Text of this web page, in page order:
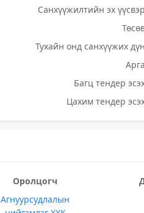
Санхүүжилтийн эх үүсвэр
Тухайн онд санхүүжих дүн
Арга
Багц тендер
Цахим тендер
Оролцогч
Агнуурсудлалын